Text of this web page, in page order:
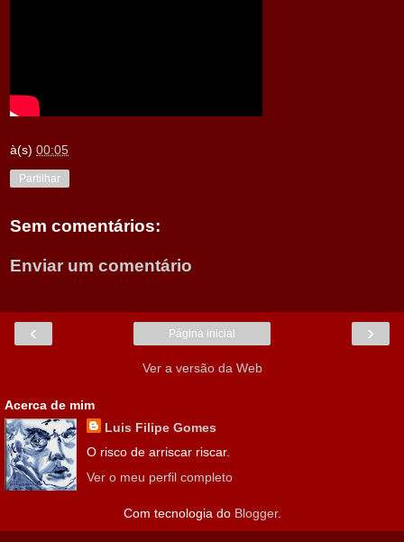
à(s) 00:05
Partilhar
Sem comentários:
Enviar um comentário
‹ ›
Página inicial
Ver a versão da Web
Acerca de mim
Luis Filipe Gomes
O risco de arriscar riscar.
Ver o meu perfil completo
Com tecnologia do Blogger.